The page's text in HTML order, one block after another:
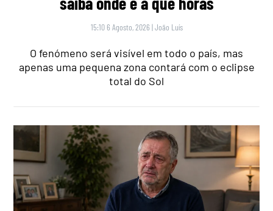
15:10 6 Agosto, 2026 |João Luís
O fenómeno será visível em todo o país, mas
apenas uma pequena zona contará com o eclipse
total do Sol